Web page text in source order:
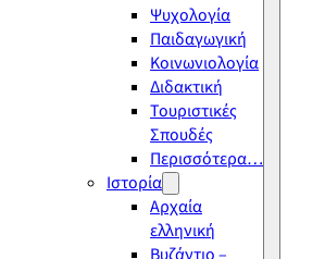
Ψυχολογία
Παιδαγωγική
Κοινωνιολογία
Διδακτική
Τουριστικές
Σπουδές
Περισσότερα…
Ιστορία
Αρχαία
ελληνική